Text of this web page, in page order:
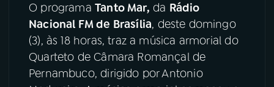
04PROGRAMAS
PODCASTS
O programa Tanto Mar, da Rádio
Nacional FM de Brasília, deste domingo
(3), às 18 horas, traz a música armorial do
Quarteto de Câmara Romançal de
Pernambuco, dirigido por Antonio